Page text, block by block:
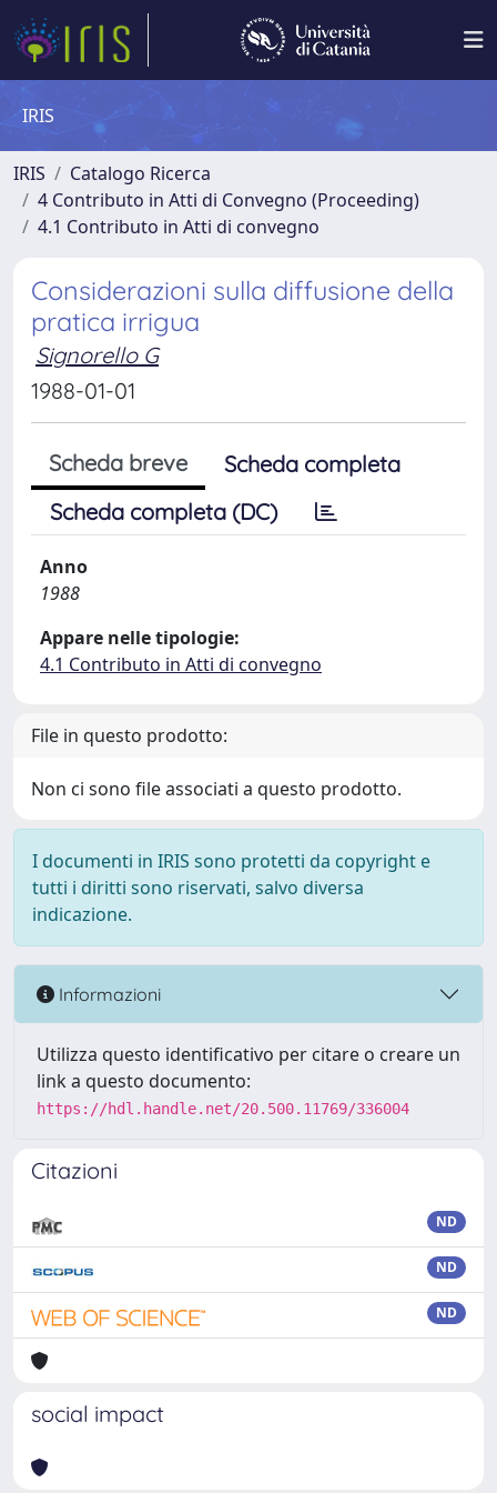
IRIS
IRIS
Catalogo Ricerca
4 Contributo in Atti di Convegno (Proceeding)
4.1 Contributo in Atti di convegno
Considerazioni sulla diffusione della
pratica irrigua
Signorello G
1988-01-01
Scheda breve
Scheda completa
Scheda completa (DC)
Anno
1988
Appare nelle tipologie:
4.1 Contributo in Atti di convegno
File in questo prodotto:
Non ci sono file associati a questo prodotto.
I documenti in IRIS sono protetti da copyright e
tutti i diritti sono riservati, salvo diversa
indicazione.
Informazioni
Utilizza questo identificativo per citare o creare un
link a questo documento:
https://hdl.handle.net/20.500.11769/336004
Citazioni
ND
ND
ND
social impact